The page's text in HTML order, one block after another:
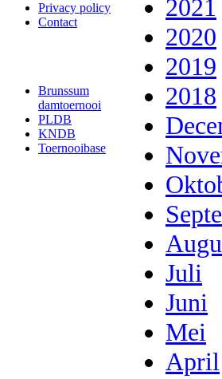
Privacy policy
Contact
Brunssum
damtoernooi
PLDB
KNDB
Toernooibase
2021
2020
2019
2018
Juli
Juni
Mei
April